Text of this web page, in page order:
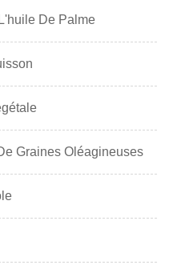
De Palme
Graines Oléagineuses